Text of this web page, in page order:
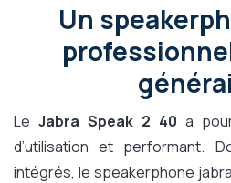
Un
Le Jabra Speak 2 40 a
d’utilisation et performant.
intégrés, le speakerphone